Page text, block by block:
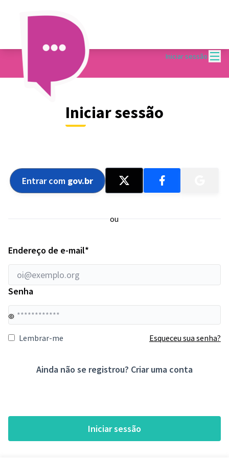
Iniciar sessão
Iniciar sessão
Entrar com gov.br
ou
Endereço de e-mail*
Senha
Lembrar-me Esqueceu sua senha?
Ainda não se registrou? Criar uma conta
Iniciar sessão